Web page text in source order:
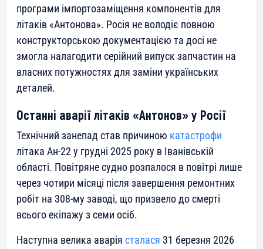
програми імпортозаміщення компонентів для
літаків «Антонова». Росія не володіє повною
конструкторською документацією та досі не
змогла налагодити серійний випуск запчастин на
власних потужностях для заміни українських
деталей.
Останні аварії літаків «Антонов» у Росії
Технічний занепад став причиною катастрофи
літака Ан-22 у грудні 2025 року в Іванівській
області. Повітряне судно розпалося в повітрі лише
через чотири місяці після завершення ремонтних
робіт на 308-му заводі, що призвело до смерті
всього екіпажу з семи осіб.
Наступна велика аварія сталася 31 березня 2026